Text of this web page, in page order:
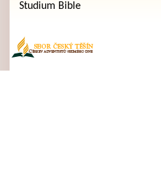
Studium Bible